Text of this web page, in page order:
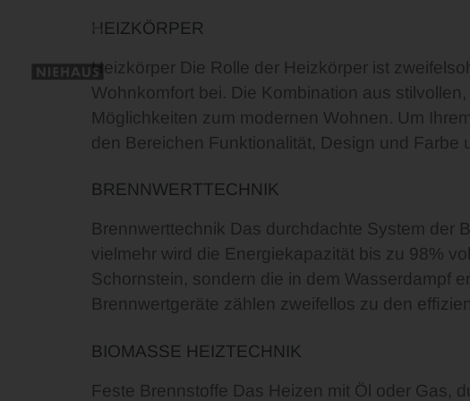
HEIZKÖRPER
Heizkörper Die Rolle der Heizkörper ist
Wohnkomfort bei. Die Kombination aus
Möglichkeiten zum modernen Wohnen. Um
den Bereichen Funktionalität, Design und Farbe
BRENNWERTTECHNIK
Brennwerttechnik Das durchdachte System der
vielmehr wird die Energiekapazität bis zu 98%
Schornstein, sondern die in dem Wasserdampf
Brennwertgeräte zählen zweifellos zu den
BIOMASSE HEIZTECHNIK
Feste Brennstoffe Das Heizen mit Öl oder Gas,